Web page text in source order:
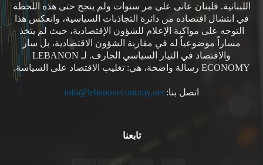
اللبنانية. فلبنان عانى على مر سنوات ولم ينجح حتى هذه اللحظة
في انتشال اقتصاده من دائرة التجاذبات السياسية، وانعكس هذا
التوجه على مواكبة الإعلام للشؤون الإقتصادية، حيث لم يتخذ
مساراً موضوعياً له في مقاربة الشؤون الاقتصادية، بل سار
والاقتصاد في التيار السياسي الجارف. لـ LEBANON
ECONOMY رسالة واضحة، هي: تغليب الاقتصاد على السياسة.
اتصل بنا: info@lebanoneconomy.net
تابعنا